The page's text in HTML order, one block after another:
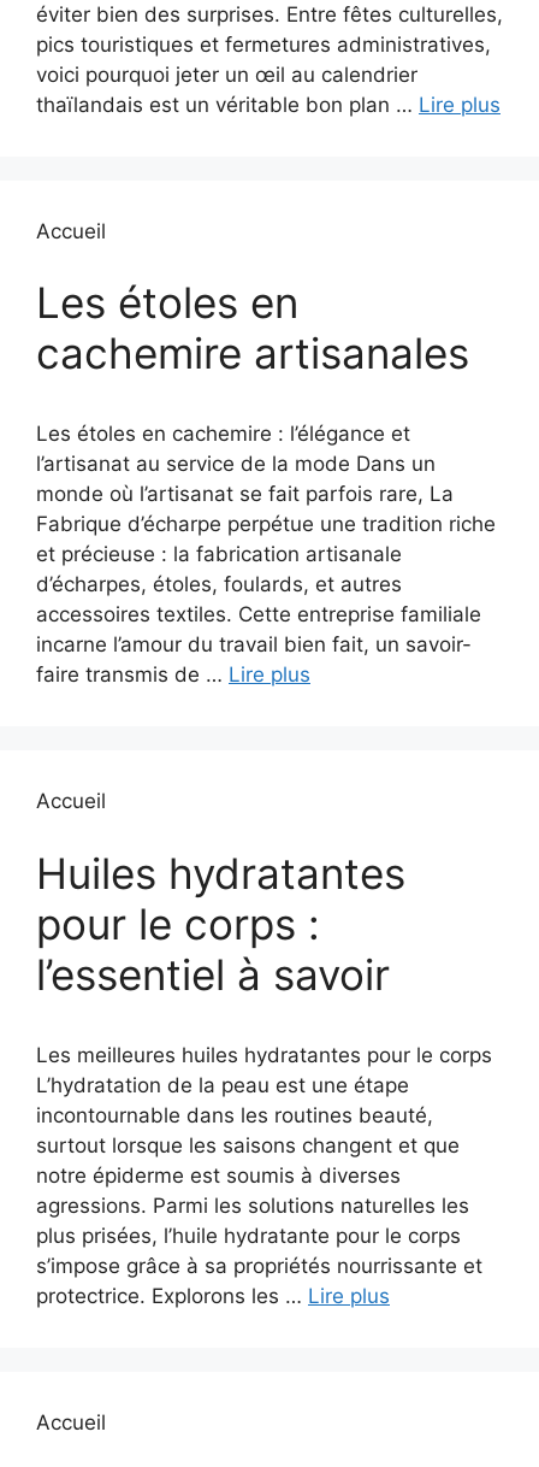
éviter bien des surprises. Entre fêtes culturelles,
pics touristiques et fermetures administratives,
voici pourquoi jeter un œil au calendrier
thaïlandais est un véritable bon plan … Lire plus
Accueil
Les étoles en
cachemire artisanales
Les étoles en cachemire : l’élégance et
l’artisanat au service de la mode Dans un
monde où l’artisanat se fait parfois rare, La
Fabrique d’écharpe perpétue une tradition riche
et précieuse : la fabrication artisanale
d’écharpes, étoles, foulards, et autres
accessoires textiles. Cette entreprise familiale
incarne l’amour du travail bien fait, un savoir-
faire transmis de … Lire plus
Accueil
Huiles hydratantes
pour le corps :
l’essentiel à savoir
Les meilleures huiles hydratantes pour le corps
L’hydratation de la peau est une étape
incontournable dans les routines beauté,
surtout lorsque les saisons changent et que
notre épiderme est soumis à diverses
agressions. Parmi les solutions naturelles les
plus prisées, l’huile hydratante pour le corps
s’impose grâce à sa propriétés nourrissante et
protectrice. Explorons les … Lire plus
Accueil